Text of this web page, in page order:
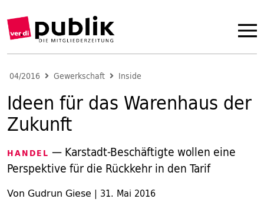
04/2016 Gewerkschaft Inside
Ideen für das Warenhaus der
Zukunft
HANDEL — Karstadt-Beschäftigte wollen eine
Perspektive für die Rückkehr in den Tarif
Von Gudrun Giese | 31. Mai 2016